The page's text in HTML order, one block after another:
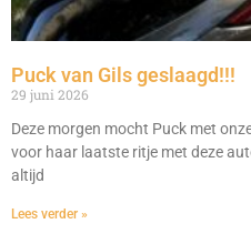
Puck van Gils geslaagd!!!
29 juni 2026
Deze morgen mocht Puck met
voor haar laatste ritje met deze
altijd
Lees verder »